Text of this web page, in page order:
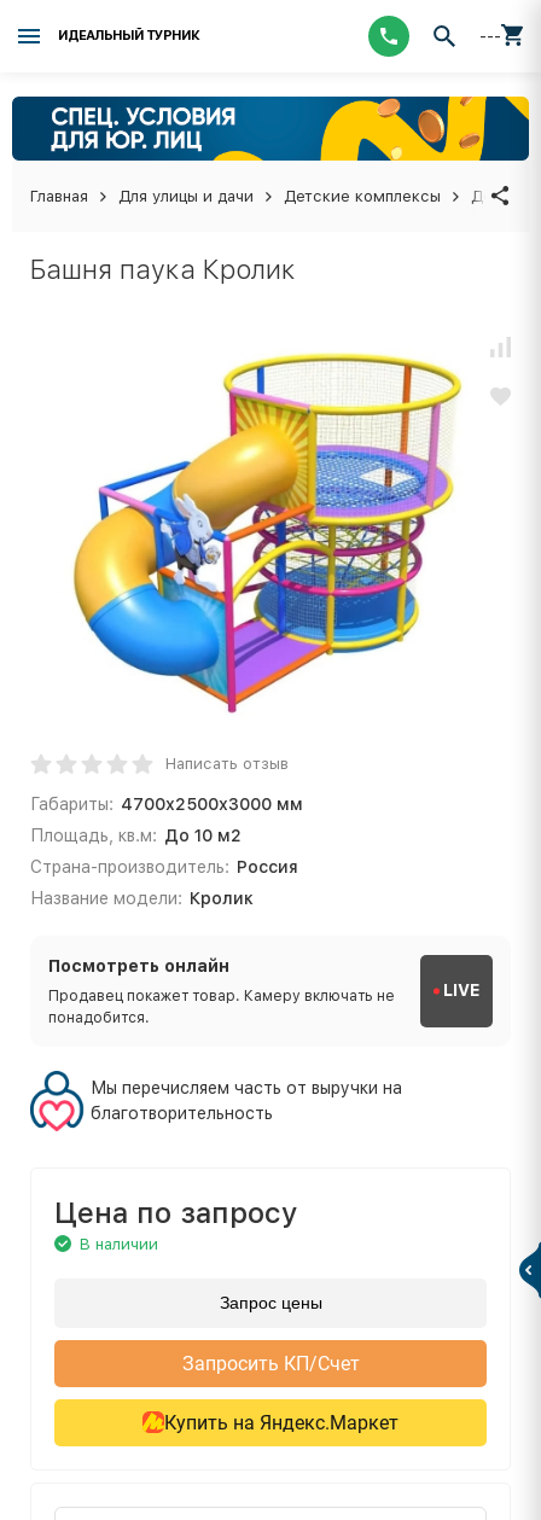
ИДЕАЛЬНЫЙ ТУРНИК ---
Главная Для улицы и дачи Детские комплексы
Башня паука Кролик
Написать отзыв
Габариты: 4700х2500х3000 мм
Площадь, кв.м: До 10 м2
Страна-производитель: Россия
Название модели: Кролик
Посмотреть онлайн
Продавец покажет товар. Камеру включать не
понадобится.
LIVE
Мы перечисляем часть от выручки на
благотворительность
Цена по запросу
В наличии
Запрос цены
Запросить КП/Счет
Купить на Яндекс.Маркет